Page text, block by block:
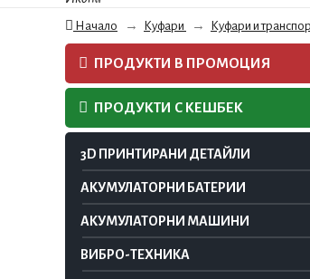
Начало Куфари Куфари и
ПРОДУКТИ В ПРОМОЦИЯ
ПРОДУКТИ С КЕШБЕК
3D ПРИНТИРАНИ ДЕТАЙЛИ
АКУМУЛАТОРНИ БАТЕРИИ
АКУМУЛАТОРНИ МАШИНИ
ВИБРО-ТЕХНИКА